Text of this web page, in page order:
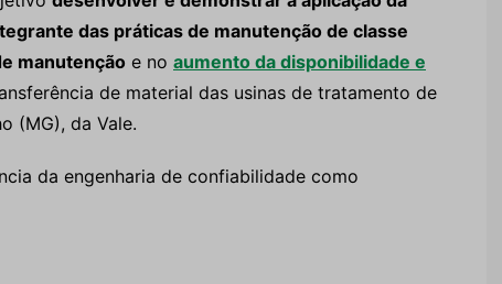
das práticas de manutenção de classe
manutenção e no aumento da disponibilidade e
de material das usinas de tratamento de
(MG), da Vale.
da engenharia de confiabilidade como